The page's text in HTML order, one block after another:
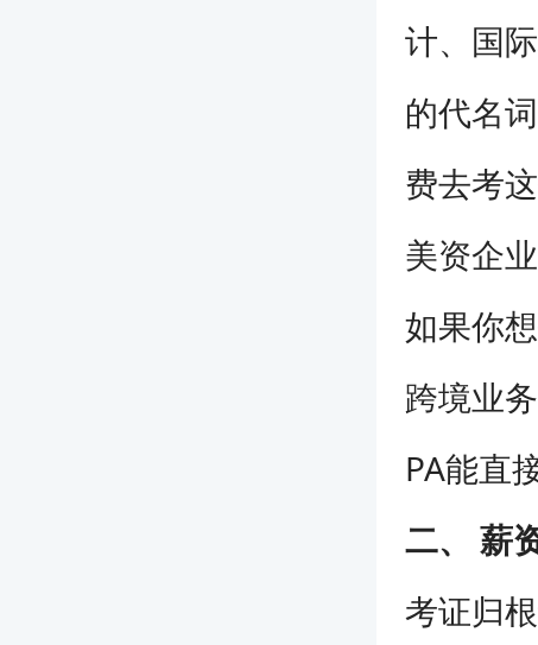
计、国
的代名
费去考
美资企
如果你
跨境业
PA能直
二、 薪
考证归